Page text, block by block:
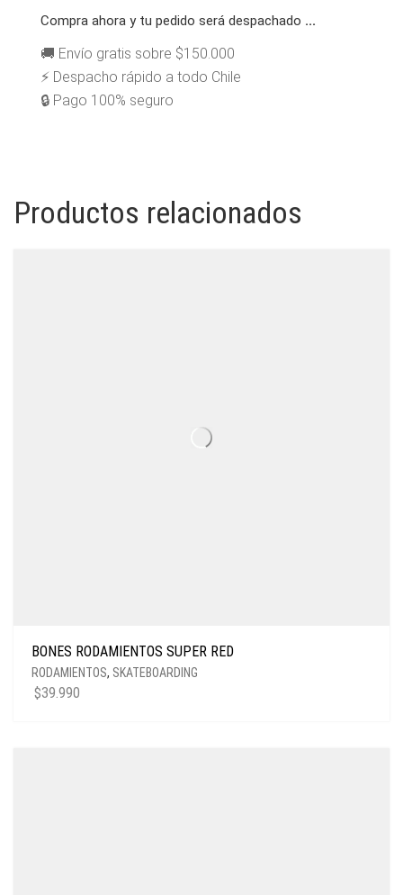
Compra ahora y tu pedido será despachado ...
🚚 Envío gratis sobre $150.000
⚡ Despacho rápido a todo Chile
🔒 Pago 100% seguro
Productos relacionados
BONES RODAMIENTOS SUPER RED
RODAMIENTOS, SKATEBOARDING
$39.990